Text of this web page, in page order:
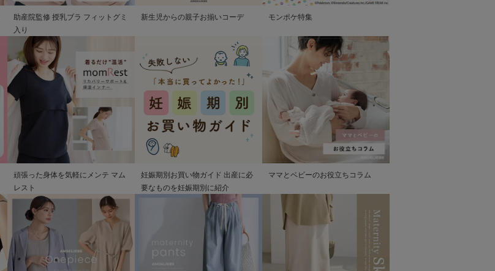
助産院監修 授乳ブラ フィットグミ
入り
新生児からの親子お揃いコーデ モンポケ特集
頑張った身体を気軽にメンテ マム
レスト
妊娠期別お買い物ガイド 出産に必
要なものを妊娠期別に紹介
ママとベビーのお役立ちコラム